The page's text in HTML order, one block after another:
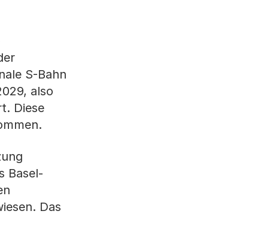
S-Bahn
also
Diese
Basel-
Das